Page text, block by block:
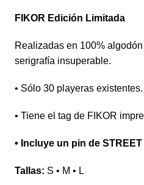
FIKOR Edición Limitada
Realizadas en 100%
serigrafía insuperable.
• Sólo 30 playeras existentes.
• Tiene el tag de FIKOR
• Incluye un pin de STREET
Tallas: S • M • L